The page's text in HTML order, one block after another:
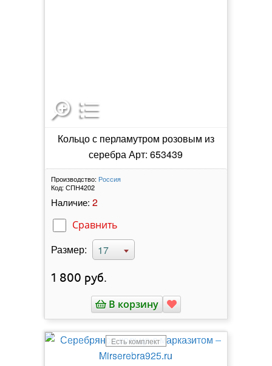
Кольцо с перламутром розовым из
серебра Арт: 653439
Производство: Россия
Код: СПН4202
Наличие: 2
Сравнить
Размер: 17
1 800 руб.
В корзину
Есть комплект